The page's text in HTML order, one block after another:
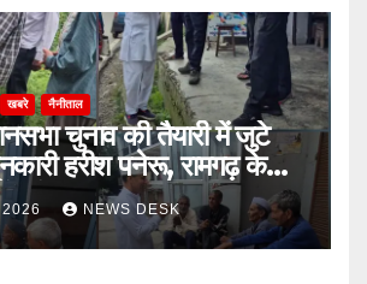
खबरे नैनीताल
चुनाव की तैयारी में जुटे
हरीश पनेरू, रामगढ़ के
पहुंचकर जनता से मांगा
NEWS DESK